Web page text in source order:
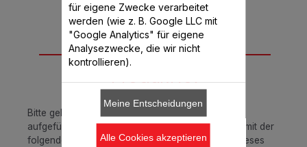
Passend für 1
Produkt(e)
Bitte geben Sie Ihre Artikelnummer in das unten
aufgeführte Suchfeld ein oder gleichen Sie diese mit der
folgenden Tabelle ab, um sicherzustellen, dass dieses
für eigene Zwecke verarbeitet
werden (wie z. B. Google LLC mit
"Google Analytics" für eigene
Analysezwecke, die wir nicht
kontrollieren).
Meine Entscheidungen
Alle Cookies akzeptieren